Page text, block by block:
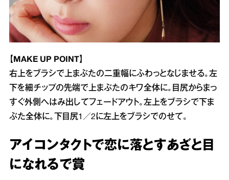
【MAKE UP POINT】
右上をブラシで上まぶたの二重幅にふわっとなじませる。左
下を細チップの先端で上まぶたのキワ全体に。目尻からまっ
すぐ外側へはみ出してフェードアウト。左上をブラシで下ま
ぶた全体に。下目尻1／2に左上をブラシでのせて。
アイコンタクトで恋に落とすあざと目
になれるで賞